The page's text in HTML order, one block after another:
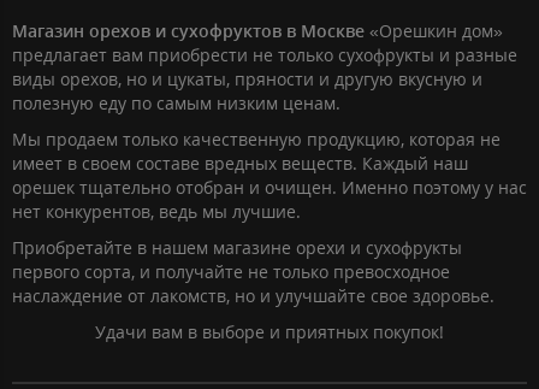
Магазин орехов и сухофруктов в Москве «Орешкин дом»
предлагает вам приобрести не только сухофрукты и разные
виды орехов, но и цукаты, пряности и другую вкусную и
полезную еду по самым низким ценам.
Мы продаем только качественную продукцию, которая не
имеет в своем составе вредных веществ. Каждый наш
орешек тщательно отобран и очищен. Именно поэтому у нас
нет конкурентов, ведь мы лучшие.
Приобретайте в нашем магазине орехи и сухофрукты
первого сорта, и получайте не только превосходное
наслаждение от лакомств, но и улучшайте свое здоровье.
Удачи вам в выборе и приятных покупок!